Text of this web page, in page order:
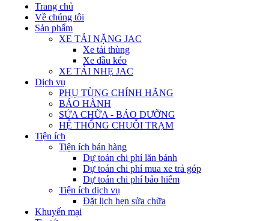
Trang chủ
Về chúng tôi
Sản phẩm
XE TẢI NẶNG JAC
Xe tải thùng
Xe đầu kéo
XE TẢI NHẸ JAC
Dịch vụ
PHỤ TÙNG CHÍNH HÃNG
BẢO HÀNH
SỬA CHỮA - BẢO DƯỠNG
HỆ THỐNG CHUỖI TRẠM
Tiện ích
Tiện ích bán hàng
Dự toán chi phí lăn bánh
Dự toán chi phí mua xe trả góp
Dự toán chi phí bảo hiểm
Tiện ích dịch vụ
Đặt lịch hẹn sửa chữa
Khuyến mại